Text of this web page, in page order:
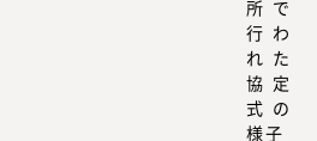
所で
行わ
れた
協定
式の
様子